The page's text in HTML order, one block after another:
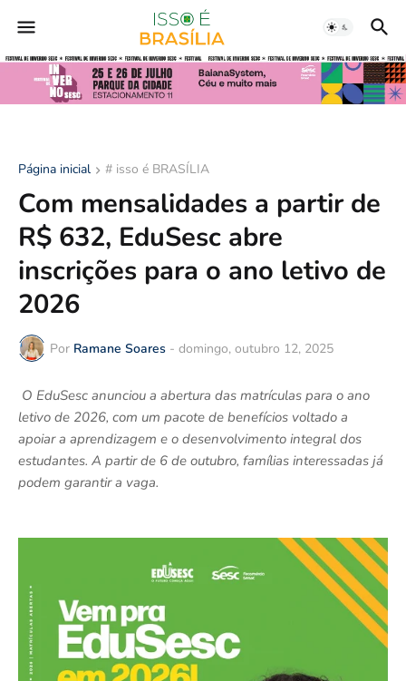
Página inicial # isso é BRASÍLIA
Com mensalidades a partir de
R$ 632, EduSesc abre
inscrições para o ano letivo de
2026
Por Ramane Soares - domingo, outubro 12, 2025
O EduSesc anunciou a abertura das matrículas para o ano
letivo de 2026, com um pacote de benefícios voltado a
apoiar a aprendizagem e o desenvolvimento integral dos
estudantes. A partir de 6 de outubro, famílias interessadas já
podem garantir a vaga.